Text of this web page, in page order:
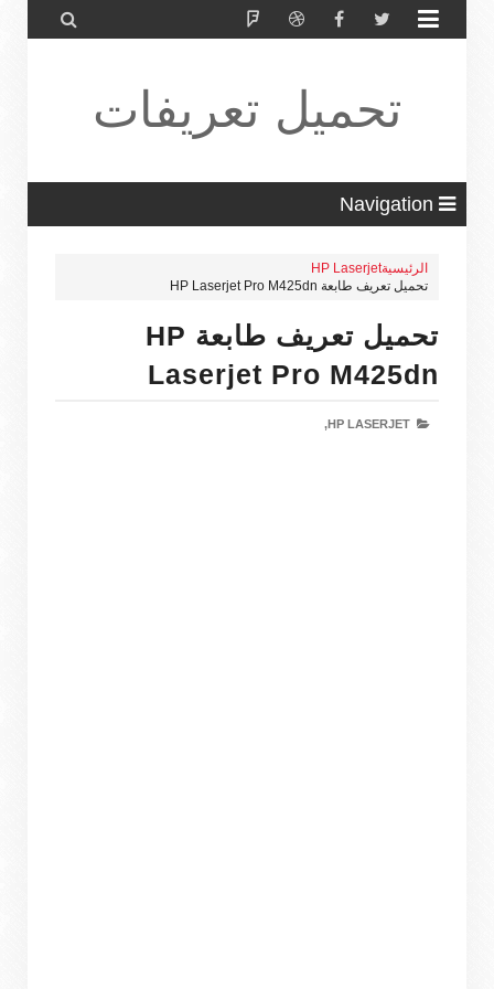


تحميل تعريفات
طابعة ولاب
توب HP Driver
الرئيسيةHP Laserjet
تحميل تعريف طابعة HP Laserjet Pro M425dn
تحميل تعريف طابعة HP
Laserjet Pro M425dn
HP LASERJET,